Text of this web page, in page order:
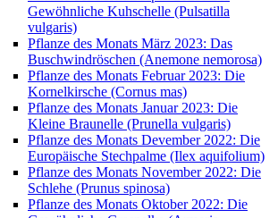
Gewöhnliche Kuhschelle (Pulsatilla
vulgaris)
Pflanze des Monats März 2023: Das
Buschwindröschen (Anemone nemorosa)
Pflanze des Monats Februar 2023: Die
Kornelkirsche (Cornus mas)
Pflanze des Monats Januar 2023: Die
Kleine Braunelle (Prunella vulgaris)
Pflanze des Monats Devember 2022: Die
Europäische Stechpalme (Ilex aquifolium)
Pflanze des Monats November 2022: Die
Schlehe (Prunus spinosa)
Pflanze des Monats Oktober 2022: Die